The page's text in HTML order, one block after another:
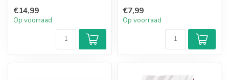
tekst word...
€14,99
Op voorraad
€7,99
Op voorraad